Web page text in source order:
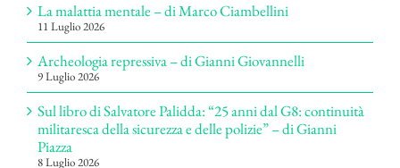
La malattia mentale – di Marco Ciambellini
11 Luglio 2026
Archeologia repressiva – di Gianni Giovannelli
9 Luglio 2026
Sul libro di Salvatore Palidda: “25 anni dal G8: continuità
militaresca della sicurezza e delle polizie” – di Gianni
Piazza
8 Luglio 2026